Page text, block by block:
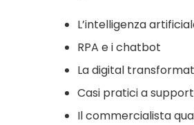
L’intelligenza
RPA e i chatbot
La digital
Casi pratici a
Il commercialista